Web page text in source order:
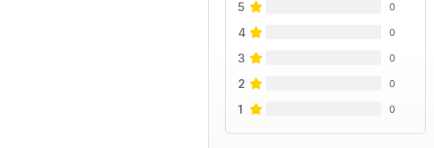
5 0
4 0
3 0
2 0
1 0